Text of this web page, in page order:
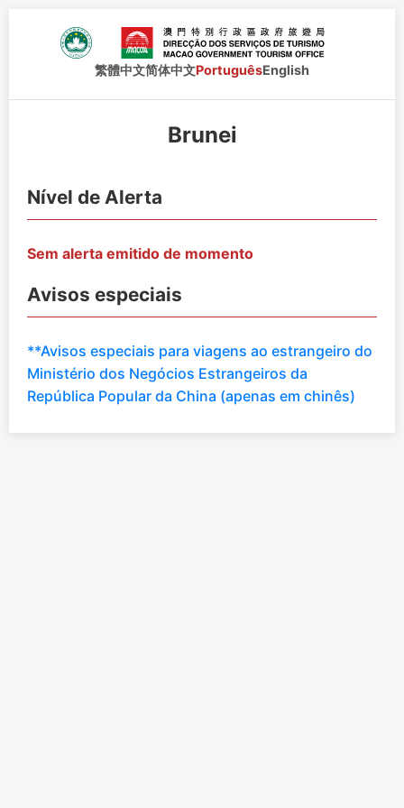
繁體中文简体中文PortuguêsEnglish
Brunei
Nível de Alerta
Sem alerta emitido de momento
Avisos especiais
**Avisos especiais para viagens ao estrangeiro do
Ministério dos Negócios Estrangeiros da
República Popular da China (apenas em chinês)